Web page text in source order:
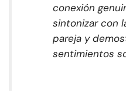
conexión
sintonizar con
pareja y
sentimientos